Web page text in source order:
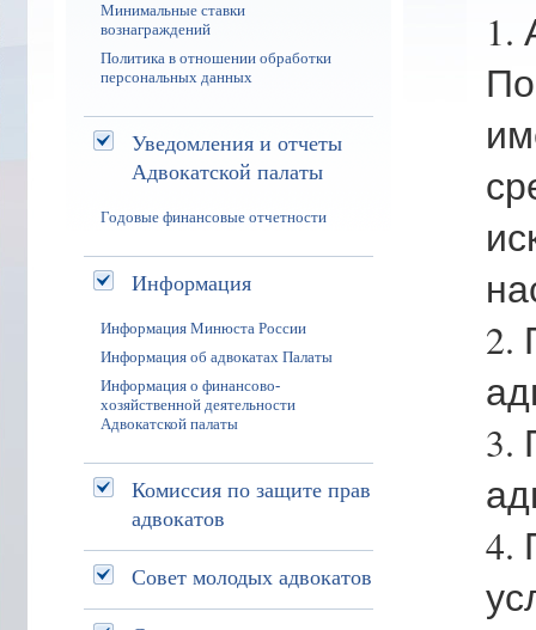
1.
2.
3.
4.
Минимальные ставки
вознаграждений
Политика в отношении обработки
персональных данных
Уведомления и отчеты
Адвокатской палаты
Годовые финансовые отчетности
Информация
Информация Минюста России
Информация об адвокатах Палаты
Информация о финансово-
хозяйственной деятельности
Адвокатской палаты
Комиссия по защите прав
адвокатов
Совет молодых адвокатов